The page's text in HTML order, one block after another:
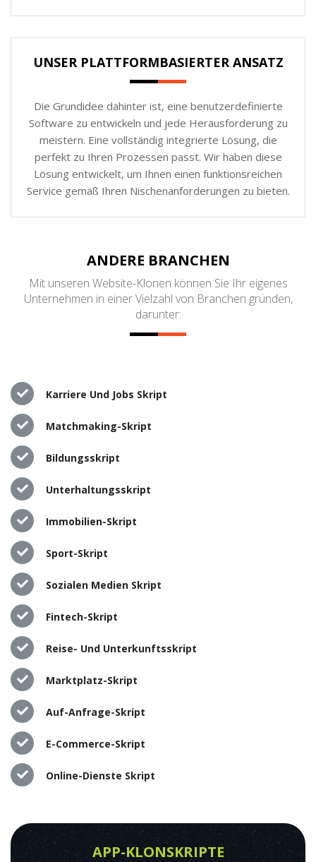
UNSER PLATTFORMBASIERTER ANSATZ
Die Grundidee dahinter ist, eine benutzerdefinierte
Software zu entwickeln und jede Herausforderung zu
meistern. Eine vollständig integrierte Lösung, die
perfekt zu Ihren Prozessen passt. Wir haben diese
Lösung entwickelt, um Ihnen einen funktionsreichen
Service gemäß Ihren Nischenanforderungen zu bieten.
ANDERE BRANCHEN
Mit unseren Website-Klonen können Sie Ihr eigenes
Unternehmen in einer Vielzahl von Branchen gründen,
darunter:
Karriere Und Jobs Skript
Matchmaking-Skript
Bildungsskript
Unterhaltungsskript
Immobilien-Skript
Sport-Skript
Sozialen Medien Skript
Fintech-Skript
Reise- Und Unterkunftsskript
Marktplatz-Skript
Auf-Anfrage-Skript
E-Commerce-Skript
Online-Dienste Skript
APP-KLONSKRIPTE